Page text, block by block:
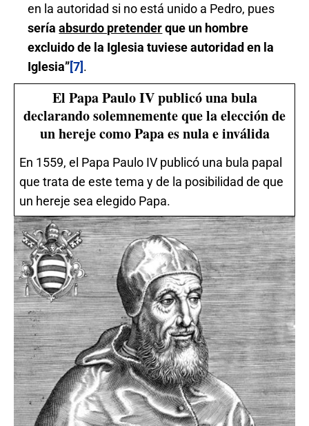
en la autoridad si no está unido a Pedro, pues
seríaabsurdo pretenderque un hombre
excluido de la Iglesia tuviese autoridad en la
Iglesia”[7].
El Papa Paulo IV publicó una bula
declarando solemnemente que la elección de
un hereje como Papa es nula e inválida
En 1559, el Papa Paulo IV publicó una bula papal
que trata de este tema y de la posibilidad de que
un hereje sea elegido Papa.